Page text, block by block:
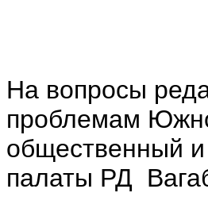
На вопросы
проблемам
общественный
палаты РД